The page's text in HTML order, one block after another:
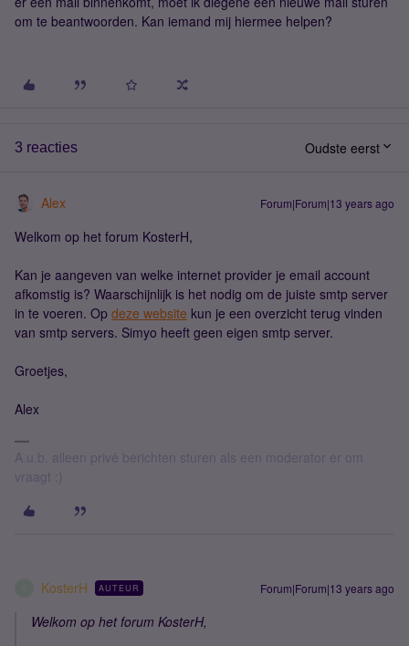
om te beantwoorden. Kan iemand mij hiermee helpen?
3 reacties Oudste eerst
Alex Forum|Forum|13 years ago
Welkom op het forum KosterH,
Kan je aangeven van welke internet provider je email account
afkomstig is? Waarschijnlijk is het nodig om de juiste smtp server
in te voeren. Op deze website kun je een overzicht terug vinden
van smtp servers. Simyo heeft geen eigen smtp server.
Groetjes,
Alex
A.u.b. alleen privé berichten sturen als een moderator er om
vraagt :)
KosterH AUTEUR Forum|Forum|13 years ago
Welkom op het forum KosterH,